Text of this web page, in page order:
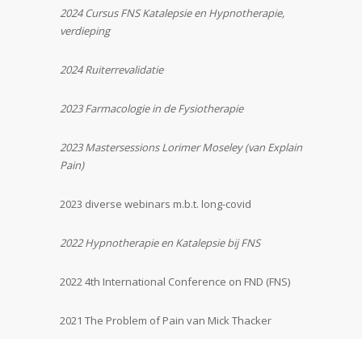
2024 Cursus FNS Katalepsie en Hypnotherapie,
verdieping
2024 Ruiterrevalidatie
2023 Farmacologie in de Fysiotherapie
2023 Mastersessions Lorimer Moseley (van Explain
Pain)
2023 diverse webinars m.b.t. long-covid
2022 Hypnotherapie en Katalepsie bij FNS
2022 4th International Conference on FND (FNS)
2021 The Problem of Pain van Mick Thacker